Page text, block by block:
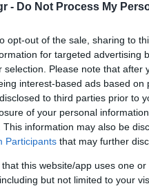
- Do Not Process My
opt-out of the sale, sharing to
for targeted advertising
selection. Please note that
interest-based ads based
to third parties prior to
of your personal
This information may also be
Participants that may further
that this website/app uses one
but not limited to your
πολλών και
της άνοιας και του
επίπεδα σακχάρου
αγγεία του
των αγγείων,
και την παροχή
Αυτή η διαδικασία
καθώς και